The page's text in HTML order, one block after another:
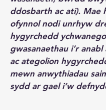
ddosbarth ac ati). Mae
ofynnol nodi unrhyw
hygyrchedd
gwasanaethau i’r anabl
ac ategolion
mewn anwythiadau
sydd ar gael i’w